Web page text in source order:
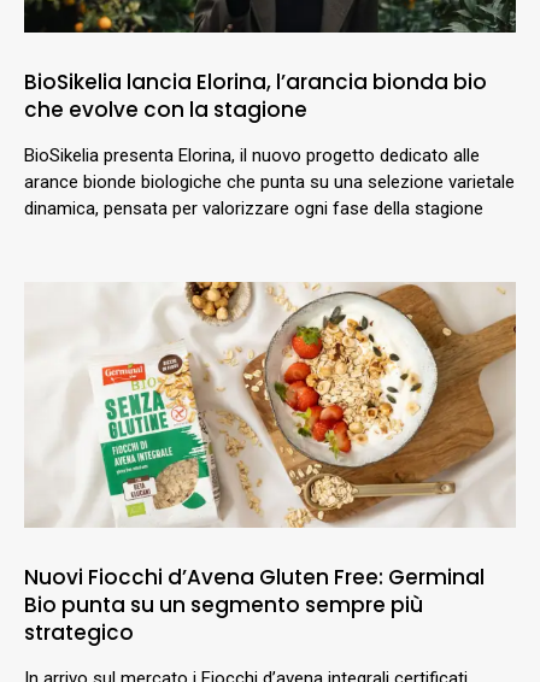
BioSikelia lancia Elorina, l’arancia bionda bio
che evolve con la stagione
BioSikelia presenta Elorina, il nuovo progetto dedicato alle
arance bionde biologiche che punta su una selezione varietale
dinamica, pensata per valorizzare ogni fase della stagione
Nuovi Fiocchi d’Avena Gluten Free: Germinal
Bio punta su un segmento sempre più
strategico